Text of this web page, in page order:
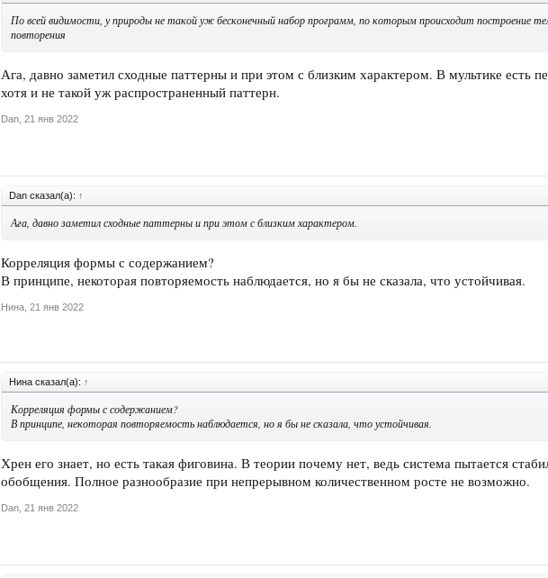
По всей видимости, у природы не такой уж бесконечный набор программ, по которым происходит построение
повторения
Ага, давно заметил сходные паттерны и при этом с близким характером. В мультике есть
хотя и не такой уж распространенный паттерн.
Dan 21 янв 2022
Dan сказал(а): ↑
Ага, давно заметил сходные паттерны и при этом с близким характером.
Корреляция формы с содержанием?
В принципе, некоторая повторяемость наблюдается, но я бы не сказала, что устойчивая.
Нина 21 янв 2022
Нина сказал(а): ↑
Корреляция формы с содержанием?
В принципе, некоторая повторяемость наблюдается, но я бы не сказала, что устойчивая.
Хрен его знает, но есть такая фиговина. В теории почему нет, ведь система пытается
обобщения. Полное разнообразие при непрерывном количественном росте не возможно.
Dan 21 янв 2022